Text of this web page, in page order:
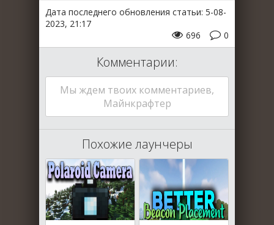
Дата последнего обновления статьи: 5-08-
2023, 21:17
0
696
Комментарии:
Мы ждем твоих комментариев,
Майнкрафтер
Похожие лаунчеры